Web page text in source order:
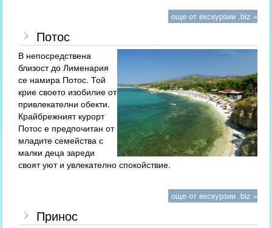
още от екскурзии .biz »
Потос
В непосредствена
близост до Лименария
се намира Потос. Той
крие своето изобилие от
привлекателни обекти.
Крайбрежният курорт
Потос е предпочитан от
младите семейства с
малки деца зареди
своят уют и увлекателно спокойствие.
още от екскурзии .biz »
Принос